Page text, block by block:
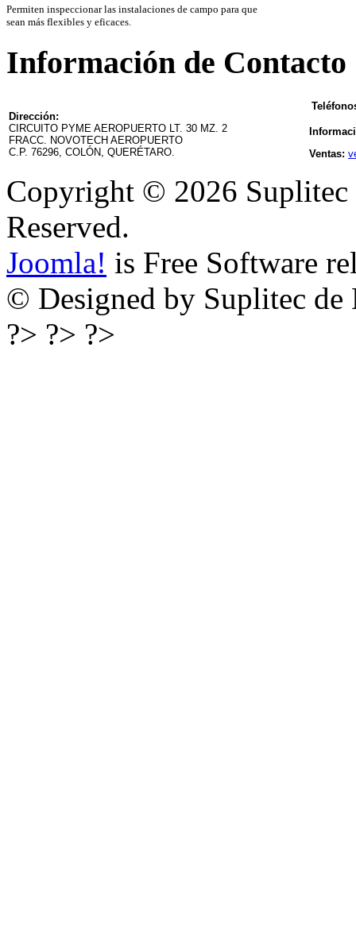
Permiten inspeccionar las instalaciones de campo para que
sean más flexibles y eficaces.
Información de Contacto
Dirección:
CIRCUITO PYME AEROPUERTO LT. 30 MZ. 2
FRACC. NOVOTECH AEROPUERTO
C.P. 76296, COLÓN, QUERÉTARO.
Ventas:
Copyright © 2026 Suplitec
Reserved.
Joomla! is Free Software
© Designed by Suplitec
?> ?> ?>